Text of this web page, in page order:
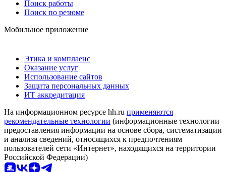
Поиск работы
Поиск по резюме
Мобильное приложение
Этика и комплаенс
Оказание услуг
Использование сайтов
Защита персональных данных
ИТ аккредитация
На информационном ресурсе hh.ru применяются
рекомендательные технологии (информационные технологии
предоставления информации на основе сбора, систематизации
и анализа сведений, относящихся к предпочтениям
пользователей сети «Интернет», находящихся на территории
Российской Федерации)